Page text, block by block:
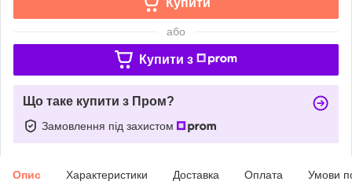
або
Купити з
Що таке купити з Пром?
Замовлення під захистом
Опис Характеристики Доставка Оплата Умови